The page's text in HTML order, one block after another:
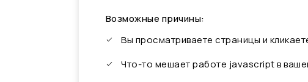
Возможные причины:
Вы просматриваете страницы и
Что-то мешает работе javascript в